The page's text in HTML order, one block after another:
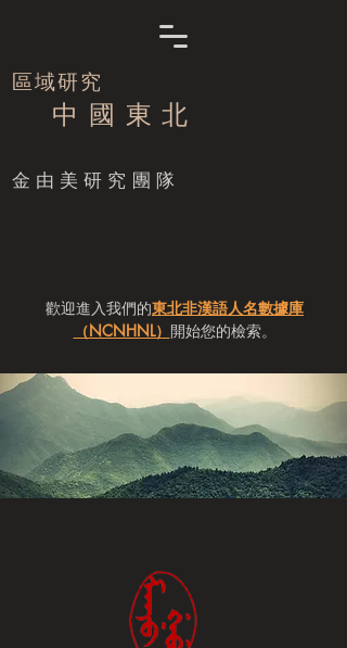
區域研究
中 國 東 北
​金由美研究團隊
歡迎進入我們的東北非漢語人名數據庫
（NCNHNL） 開始您的檢索。